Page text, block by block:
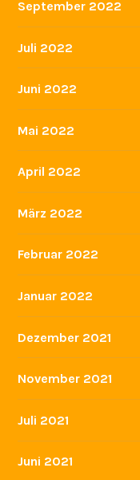
September 2022
Juli 2022
Juni 2022
Mai 2022
April 2022
März 2022
Februar 2022
Januar 2022
Dezember 2021
November 2021
Juli 2021
Juni 2021